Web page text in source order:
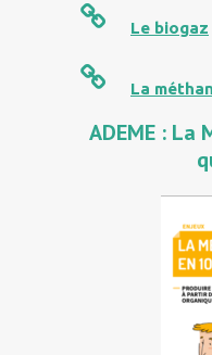
Le biogaz
La
ADEME : La